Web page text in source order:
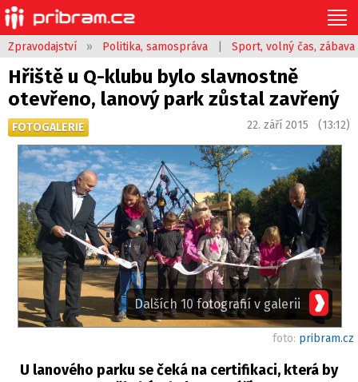
Zpravodajství » Politika, samospráva Sport, volný čas, zábava
Hřiště u Q-klubu bylo slavnostně
otevřeno, lanový park zůstal zavřený
FOTOGALERIE 22. září 2015 (13:12)
Dalších 10 fotografií v galerii
foto: pribram.cz
U lanového parku se čeká na certifikaci, která by